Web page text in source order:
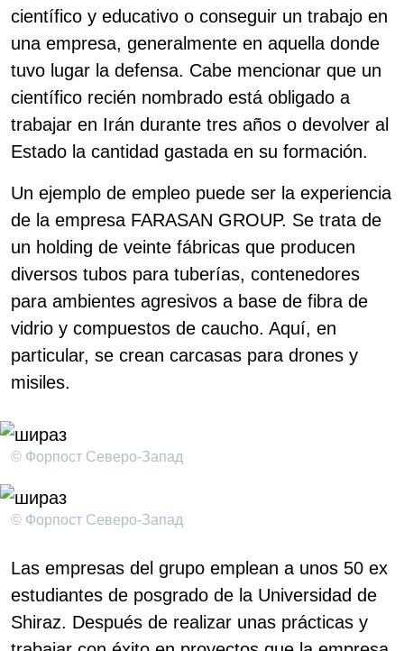
científico y educativo o conseguir un trabajo en
una empresa, generalmente en aquella donde
tuvo lugar la defensa. Cabe mencionar que un
científico recién nombrado está obligado a
trabajar en Irán durante tres años o devolver al
Estado la cantidad gastada en su formación.
Un ejemplo de empleo puede ser la experiencia
de la empresa FARASAN GROUP. Se trata de
un holding de veinte fábricas que producen
diversos tubos para tuberías, contenedores
para ambientes agresivos a base de fibra de
vidrio y compuestos de caucho. Aquí, en
particular, se crean carcasas para drones y
misiles.
© Форпост Северо-Запад
© Форпост Северо-Запад
Las empresas del grupo emplean a unos 50 ex
estudiantes de posgrado de la Universidad de
Shiraz. Después de realizar unas prácticas y